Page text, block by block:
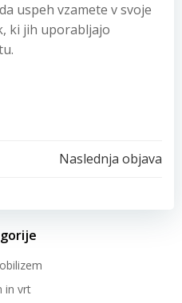
uspeh vzamete v svoje
ki jih uporabljajo
Post
navigation
Naslednja objava
in vrt